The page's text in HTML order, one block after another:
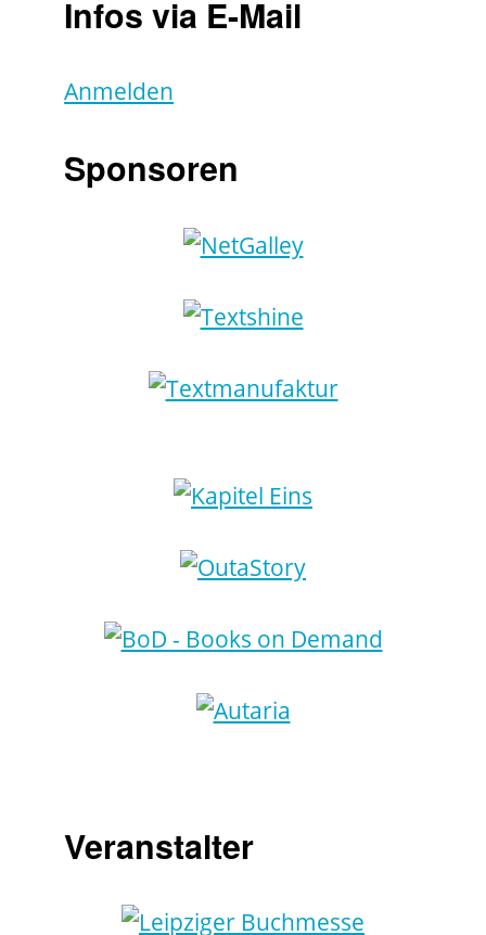
Infos via E-Mail
Anmelden
Sponsoren
Veranstalter